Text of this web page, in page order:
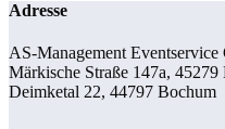
Adresse
AS-Management Eventservice
Märkische Straße 147a, 45279
Deimketal 22, 44797 Bochum